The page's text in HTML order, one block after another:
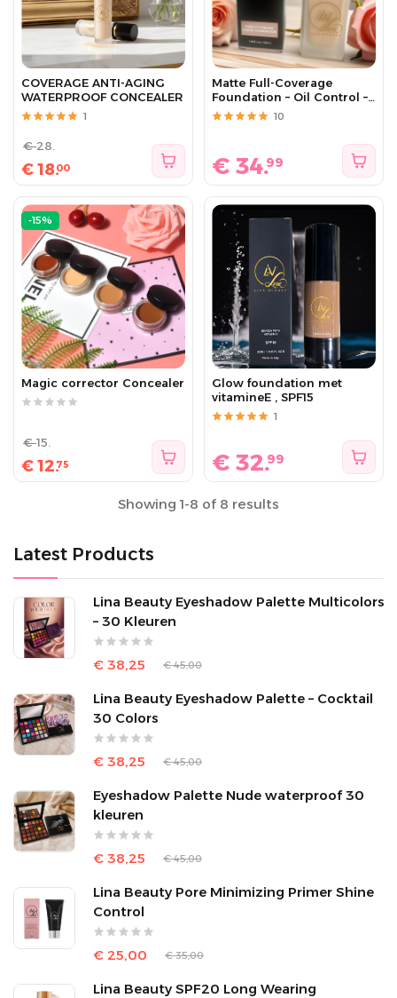
Latest Products
Lina Beauty Eyeshadow Palette Multicolors
– 30 Kleuren
€ 38,25 € 45,00
Lina Beauty Eyeshadow Palette – Cocktail
30 Colors
€ 38,25 € 45,00
Eyeshadow Palette Nude waterproof 30
kleuren
€ 38,25 € 45,00
Lina Beauty Pore Minimizing Primer Shine
Control
€ 25,00 € 35,00
Lina Beauty SPF20 Long Wearing
COVERAGE ANTI-AGING
WATERPROOF CONCEALER
1
€18.00
€28.
Matte Full-Coverage
Foundation – Oil Control –
Long Lasting – Vegan – Lina
Beauty
10
€ 34.99
-15%
Magic corrector Concealer
€12.75
€15.
Glow foundation met
vitamineE , SPF15
1
€ 32.99
Showing 1-8 of 8 results